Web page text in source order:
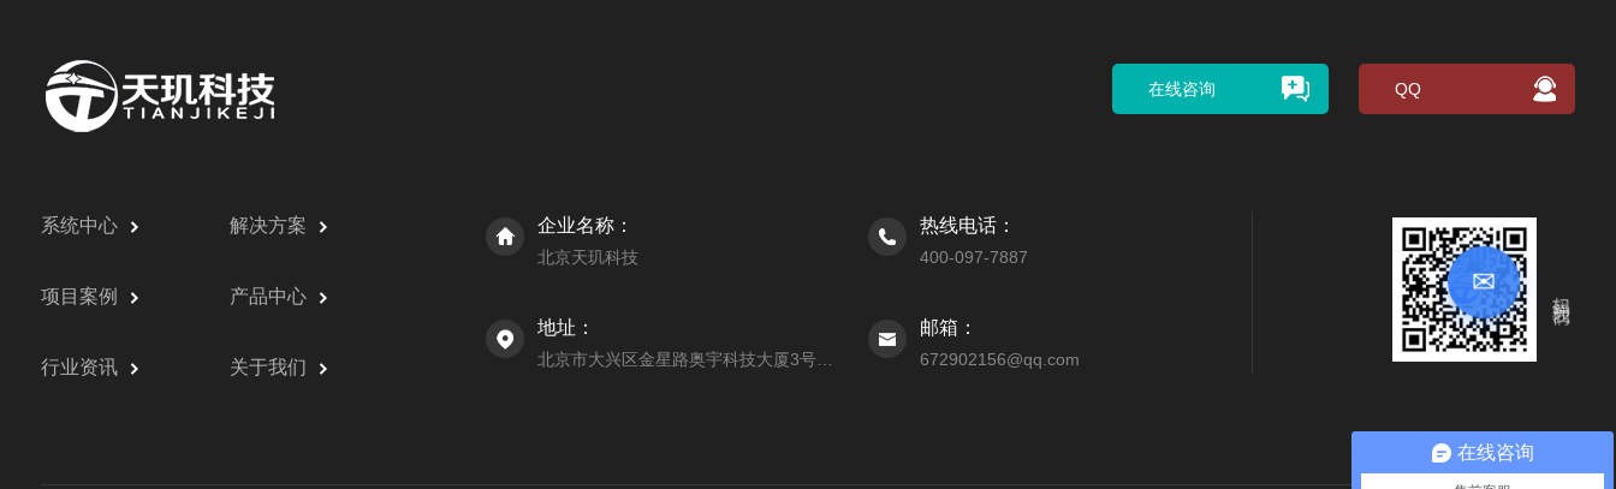
✉
在线咨询 QQ
系统中心 解决方案
项目案例 产品中心
行业资讯 关于我们
企业名称：
北京天玑科技
热线电话：
400-097-7887
地址：
北京市大兴区金星路奥宇科技大厦3号楼206室
邮箱：
672902156@qq.com
在线咨询